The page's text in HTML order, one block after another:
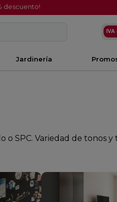
descuento!
IVA
Jardinería
SPC. Variedad de tonos